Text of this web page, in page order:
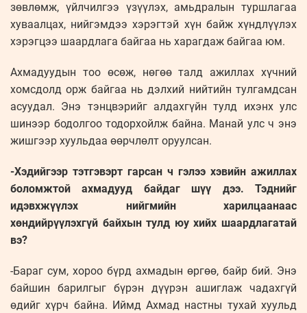
зөвлөмж, үйлчилгээ үзүүлэх, амьдралын туршлагаа
хуваалцах, нийгэмдээ хэрэгтэй хүн байж хүндлүүлэх
хэрэгцээ шаардлага байгаа нь харагдаж байгаа юм.
Ахмадуудын тоо өсөж, нөгөө талд ажиллах хүчний
хомсдолд орж байгаа нь дэлхий нийтийн тулгамдсан
асуудал. Энэ тэнцвэрийг алдахгүйн тулд ихэнх улс
шинээр бодолгоо тодорхойлж байна. Манай улс ч энэ
жишгээр хуульдаа өөрчлөлт оруулсан.
-Хэдийгээр тэтгэвэрт гарсан ч гэлээ хэвийн ажиллах
боломжтой ахмадууд байдаг шүү дээ. Тэднийг
идэвхжүүлэх нийгмийн харилцаанаас
хөндийрүүлэхгүй байхын тулд юу хийх шаардлагатай
вэ?
-Бараг сум, хороо бүрд ахмадын өргөө, байр бий. Энэ
байшин барилгыг бүрэн дүүрэн ашиглаж чадахгүй
өдийг хүрч байна. Иймд Ахмад настны тухай хуульд